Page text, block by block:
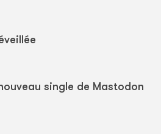
single de Mastodon